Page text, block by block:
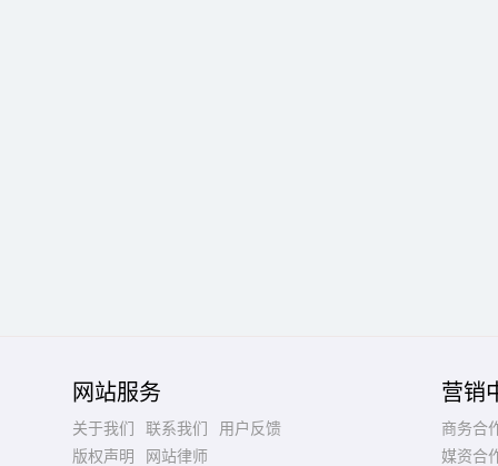
网站服务
关于我们 联系我们
用户反馈
版权声明
网站律师
营销
商务合
媒资合